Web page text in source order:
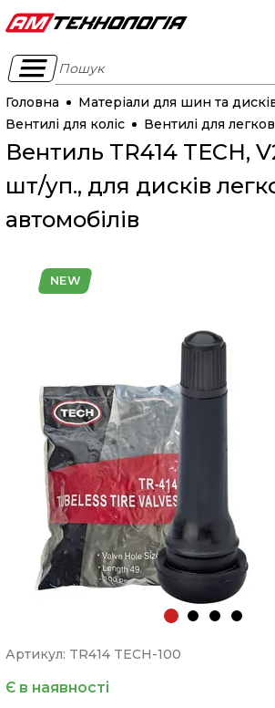
Пошук
Головна
Матеріали для шин та
Вентилі для коліс
Вентилі для
Вентиль TR414 TECH,
шт/уп., для дисків
автомобілів
NEW
Артикул: TR414 TECH-100
Є в наявності